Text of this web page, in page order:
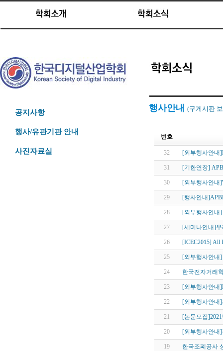
공지사항
행사/유관기관 안내
사진자료실
행사안내 (구게시판
번호
32 [외부행사안내
31 [기한연장]
30 [외부행사안내
29 [행사안내
28 [외부행사안내
27 [세미나안내]
26 [ICEC2015] All
25 [외부행사안내
24 한국전자거래
23 [외부행사안내
22 [외부행사안내
21 [논문모집
20 [외부행사안내
19 한국조폐공사